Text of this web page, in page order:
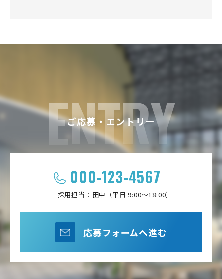
ENTRY
ご応募・エントリー
000-123-4567
採用担当：田中（平日 9:00〜18:00）
応募フォームへ進む